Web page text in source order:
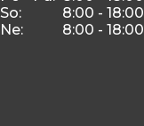
So:
8:00 - 18:00
Ne:
8:00 - 18:00